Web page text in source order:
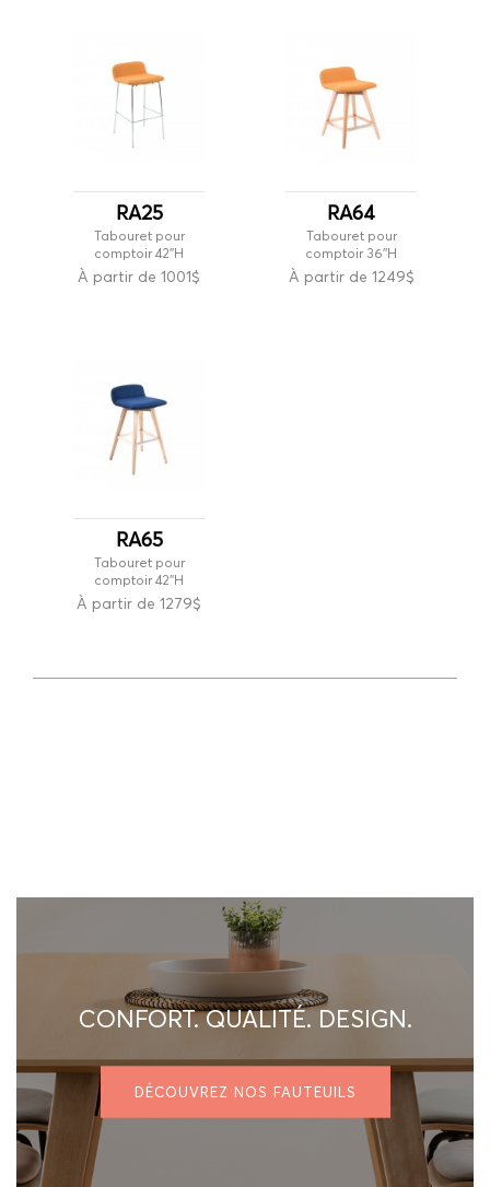
RA25
Tabouret pour
comptoir 42''H
À partir de 1001$
RA64
Tabouret pour
comptoir 36''H
À partir de 1249$
RA65
Tabouret pour
comptoir 42''H
À partir de 1279$
CONFORT. QUALITÉ. DESIGN.
DÉCOUVREZ NOS FAUTEUILS